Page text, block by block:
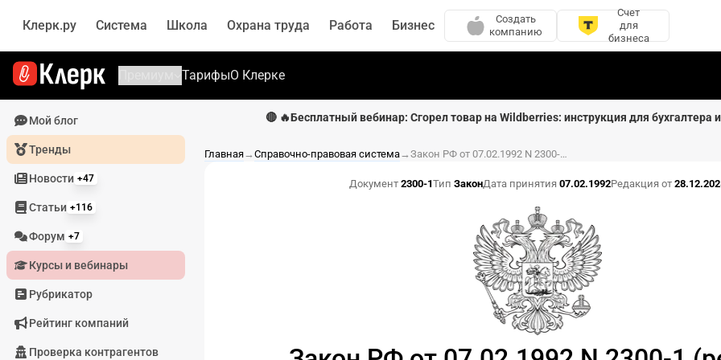
Клерк.ру Система Школа Охрана труда Работа Бизнес
Создать
компанию
Счет
для
бизнеса
ТарифыО Клерке
Мой блог
Тренды
Новости +47
Статьи +116
Форум +7
Курсы и вебинары
Рубрикатор
Рейтинг компаний
Проверка контрагентов
🔴 🔥Бесплатный вебинар: Сгорел товар на Wildberries: инструкция для бухгалтера
Главная→ Справочно-правовая система→ Закон РФ от 07.02.1992 N 2300-1 (ред. от 28.12.2025, с изм. от 17.02.2026) "О защите прав потребителей" (с изм. и доп., вступ. в силу с 01.04.2026)
Документ 2300-1Тип ЗаконДата принятия 07.02.1992Редакция от